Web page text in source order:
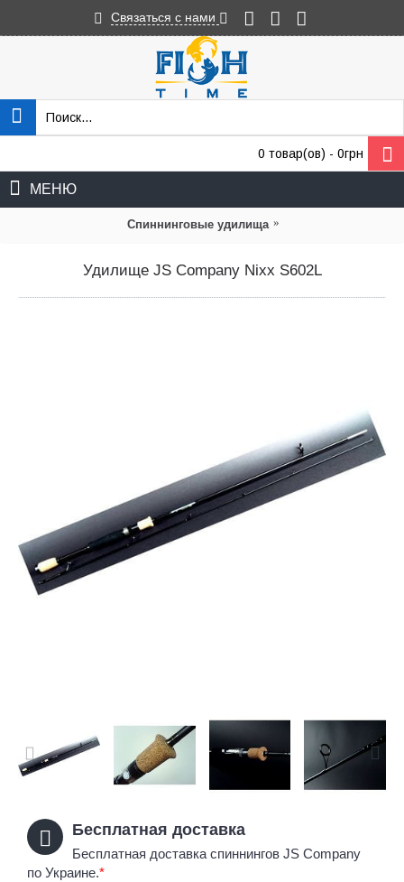
Связаться с нами
0 товар(ов) - 0грн
МЕНЮ
Спиннинговые удилища
Удилище JS Company Nixx S602L
Бесплатная доставка
Бесплатная доставка спиннингов JS Company
по Украине.*